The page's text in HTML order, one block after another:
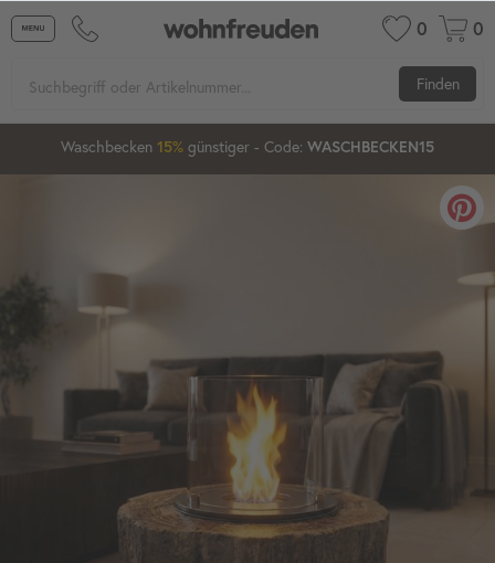
0 0
Finden
12 53 16
Waschbecken 15% günstiger - Code: WASCHBECKEN15
20%